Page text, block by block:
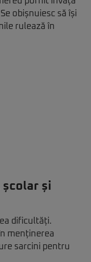
obișnuiesc să își
rulează în
și
dificultăți.
menținerea
sarcini pentru